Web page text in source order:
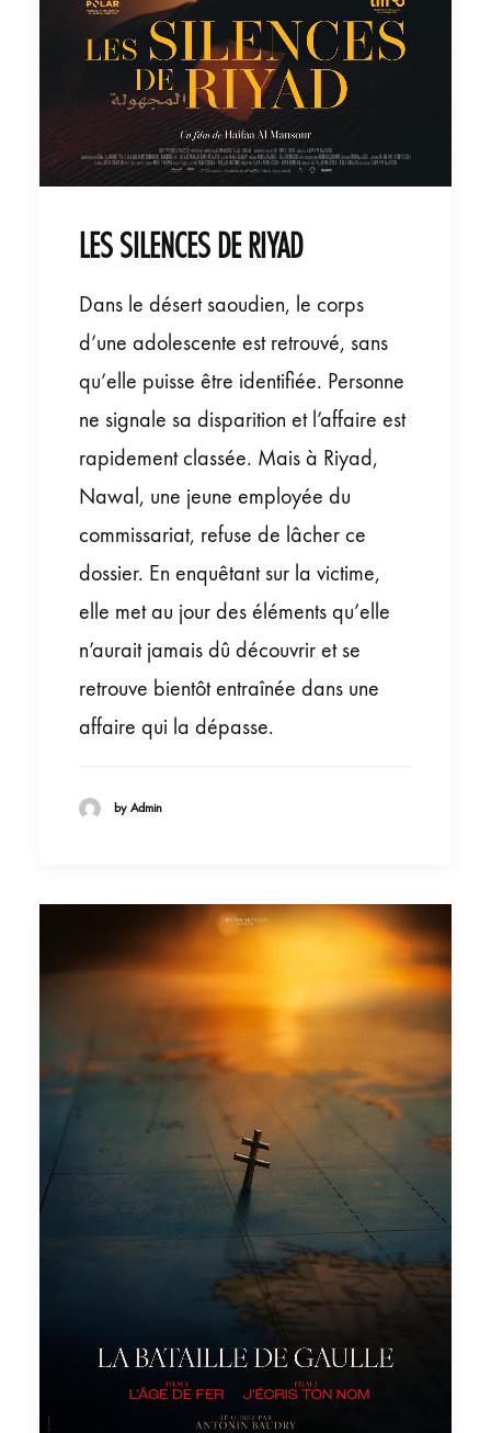
LES SILENCES DE RIYAD
Dans le désert saoudien, le corps
d’une adolescente est retrouvé, sans
qu’elle puisse être identifiée. Personne
ne signale sa disparition et l’affaire est
rapidement classée. Mais à Riyad,
Nawal, une jeune employée du
commissariat, refuse de lâcher ce
dossier. En enquêtant sur la victime,
elle met au jour des éléments qu’elle
n’aurait jamais dû découvrir et se
retrouve bientôt entraînée dans une
affaire qui la dépasse.
by Admin